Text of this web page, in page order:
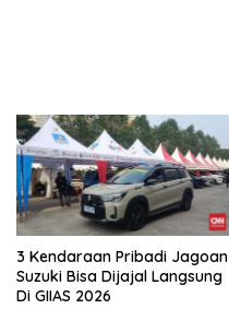
3 Kendaraan Pribadi Jagoan
Suzuki Bisa Dijajal Langsung
Di GIIAS 2026